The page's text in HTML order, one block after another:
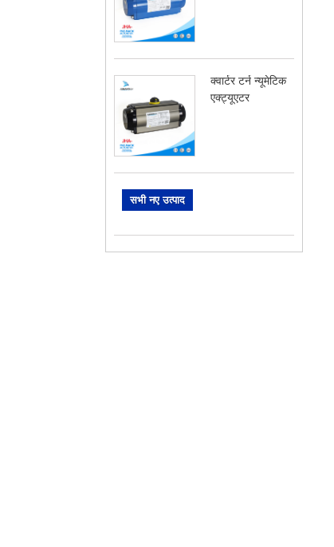
क्वार्टर टर्न न्यूमेटिक
एक्ट्यूएटर
सभी नए उत्पाद